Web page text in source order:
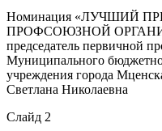
Номинация «ЛУЧШИЙ
ПРОФСОЮЗНОЙ
председатель первичной
Муниципального
учреждения города
Светлана Николаевна
Слайд 2